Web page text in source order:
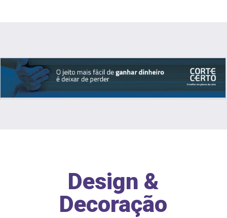
Design &
Decoração